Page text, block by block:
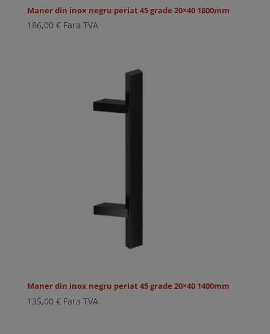
Maner din inox negru periat 45 grade 20×40 1800mm
186,00 € Fara TVA
Maner din inox negru periat 45 grade 20×40 1400mm
135,00 € Fara TVA